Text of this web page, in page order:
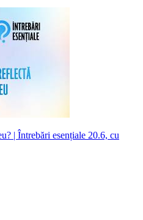
| Întrebări esențiale 20.6, cu